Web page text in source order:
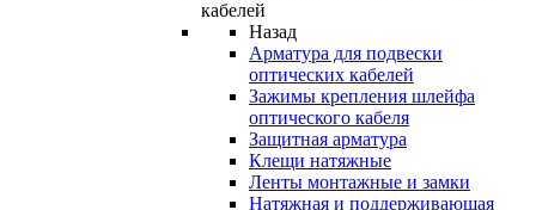
кабелей
Назад
Арматура для подвески
оптических кабелей
Зажимы крепления шлейфа
оптического кабеля
Защитная арматура
Клещи натяжные
Ленты монтажные и замки
Натяжная и поддерживающая